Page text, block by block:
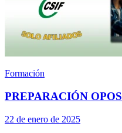
Formación
PREPARACIÓN
22 de enero de 2025